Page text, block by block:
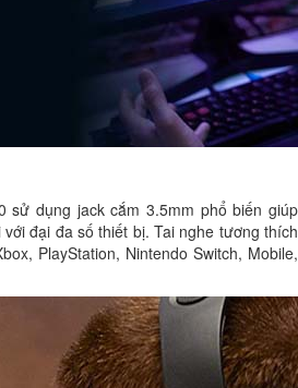
sử dụng jack cắm 3.5mm phổ biến giúp
đại đa số thiết bị. Tai nghe tương thích
PlayStation, Nintendo Switch, Mobile,